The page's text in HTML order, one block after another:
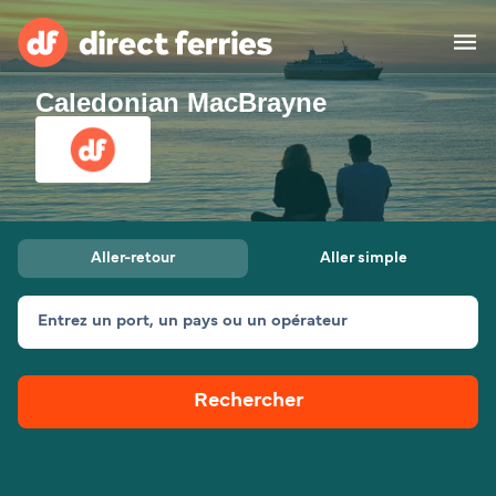
Compagnies de ferry
Pays
Billet de bateau
Traversées et ports
Canada (FR)
Mon Compte
Caledonian MacBrayne
Aller-retour Aller simple
Entrez un port, un pays ou un opérateur
Rechercher